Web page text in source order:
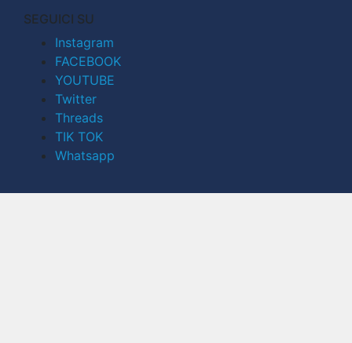
SEGUICI SU
Instagram
FACEBOOK
YOUTUBE
Twitter
Threads
TIK TOK
Whatsapp